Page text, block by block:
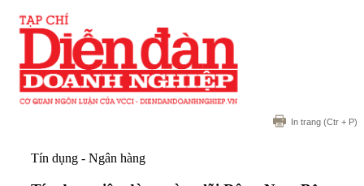
In trang (Ctr + P)
Tín dụng - Ngân hàng